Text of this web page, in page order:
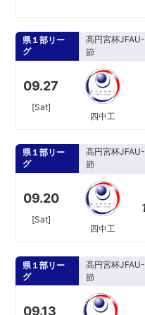
県１部リー
グ
高円宮杯
節
09.27
[Sat]
四中工
県１部リー
グ
高円宮杯
節
09.20
[Sat]
四中工
県１部リー
グ
高円宮杯
節
09.13